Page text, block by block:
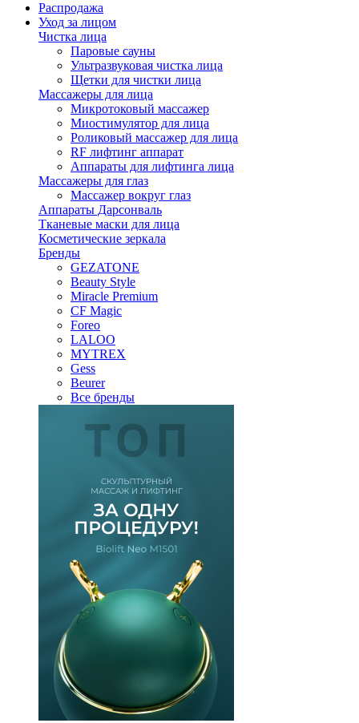
Распродажа
Уход за лицом
Чистка лица
Паровые сауны
Ультразвуковая чистка лица
Щетки для чистки лица
Массажеры для лица
Микротоковый массажер
Миостимулятор для лица
Роликовый массажер для лица
RF лифтинг аппарат
Аппараты для лифтинга лица
Массажеры для глаз
Массажер вокруг глаз
Аппараты Дарсонваль
Тканевые маски для лица
Косметические зеркала
Бренды
GEZATONE
Beauty Style
Miracle Premium
CF Magic
Foreo
LALOO
MYTREX
Gess
Beurer
Все бренды